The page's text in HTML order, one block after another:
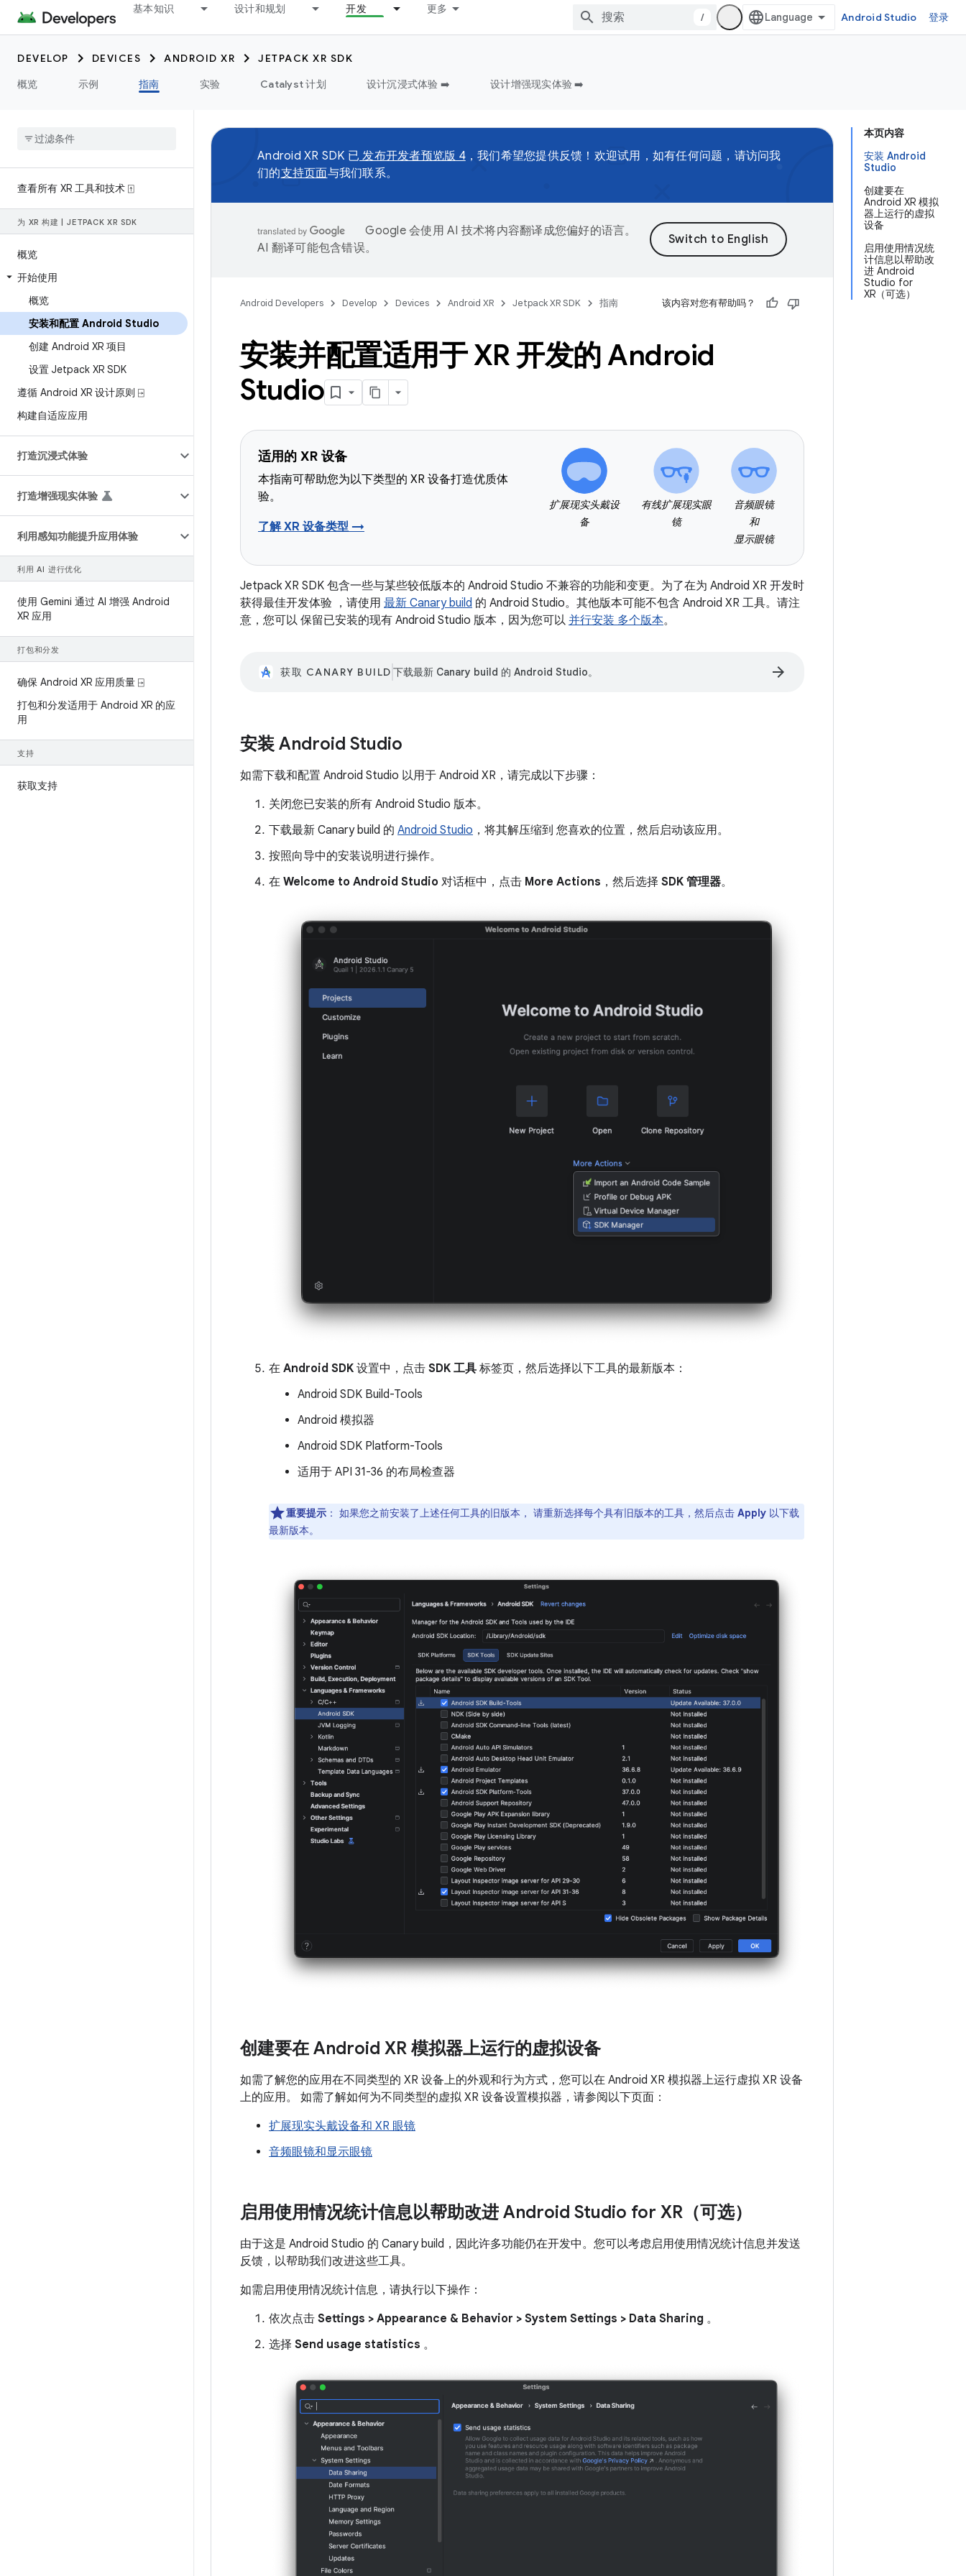
基本知识 设计和规划 开发 更多
/ Android Studio 登录
DEVELOP DEVICES ANDROID XR
JETPACK XR SDK
概览
示例 指南 实验 Catalyst 计划 设计沉浸式体验 ➡️ 设计增强现实体验 ➡️
查看所有 XR 工具和技术 ⍐
为 XR 构建 JETPACK XR SDK
概览
开始使用
概览
安装和配置 Android Studio
创建 Android XR 项目
设置 Jetpack XR SDK
遵循 Android XR 设计原则 ⍈
构建自适应应用
打造沉浸式体验
打造增强现实体验
利用感知功能提升应用体验
利用 AI 进行优化
使用 Gemini 通过 AI 增强 Android
XR 应用
打包和分发
确保 Android XR 应用质量 ⍈
打包和分发适用于 Android XR 的应
用
支持
获取支持
本页内容
安装 Android
Studio
创建要在
Android XR 模拟
器上运行的虚拟
设备
启用使用情况统
计信息以帮助改
进 Android
Studio for
XR（可选）
Android XR SDK 已 发布开发者预览版 4，我们希望您提供反馈！欢迎试用，如有任何问题，请访问我
们的支持页面与我们联系。
Google 会使用 AI 技术将内容翻译成您偏好的语言。
AI 翻译可能包含错误。
Android Developers Develop Devices Android XR Jetpack XR SDK 指南 该内容对您有帮助吗？
安装并配置适用于 XR 开发的 Android
Studio
适用的 XR 设备
本指南可帮助您为以下类型的 XR 设备打造优质体
验。
了解 XR 设备类型 →
扩展现实头戴设
备
有线扩展现实眼
镜
音频眼镜
和
显示眼镜
Jetpack XR SDK 包含一些与某些较低版本的 Android Studio 不兼容的功能和变更。为了在为 Android XR 开发时
获得最佳开发体验 ，请使用 最新 Canary build 的 Android Studio。其他版本可能不包含 Android XR 工具。请注
意，您可以 保留已安装的现有 Android Studio 版本，因为您可以 并行安装 多个版本。
获取 CANARY BUILD 下载最新 Canary build 的 Android Studio。 arrow_forward
安装 Android Studio
如需下载和配置 Android Studio 以用于 Android XR，请完成以下步骤：
关闭您已安装的所有 Android Studio 版本。
下载最新 Canary build 的 Android Studio ，将其解压缩到 您喜欢的位置，然后启动该应用。
按照向导中的安装说明进行操作。
在 Welcome to Android Studio 对话框中，点击 More Actions ，然后选择 SDK 管理器。
在 Android SDK 设置中，点击 SDK 工具 标签页，然后选择以下工具的最新版本：
Android SDK Build-Tools
Android 模拟器
Android SDK Platform-Tools
适用于 API 31-36 的布局检查器
重要提示 ： 如果您之前安装了上述任何工具的旧版本， 请重新选择每个具有旧版本的工具，然后点击 Apply 以下载
最新版本。
创建要在 Android XR 模拟器上运行的虚拟设备
如需了解您的应用在不同类型的 XR 设备上的外观和行为方式，您可以在 Android XR 模拟器上运行虚拟 XR 设备
上的应用。 如需了解如何为不同类型的虚拟 XR 设备设置模拟器，请参阅以下页面：
扩展现实头戴设备和 XR 眼镜
音频眼镜和显示眼镜
启用使用情况统计信息以帮助改进 Android Studio for XR（可选）
由于这是 Android Studio 的 Canary build，因此许多功能仍在开发中。您可以考虑启用使用情况统计信息并发送
反馈，以帮助我们改进这些工具。
如需启用使用情况统计信息，请执行以下操作：
依次点击 Settings > Appearance & Behavior > System Settings > Data Sharing 。
选择 Send usage statistics 。